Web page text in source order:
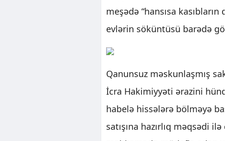
meşədə “hansısa kasıbların
evlərin söküntüsü barədə
Qanunsuz məskunlaşmış
İcra Hakimiyyəti ərazini
habelə hissələrə bölməyə
satışına hazırlıq məqsədi